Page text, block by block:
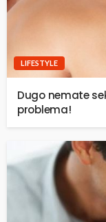
LIFESTYLE
Dugo nemate
problema!